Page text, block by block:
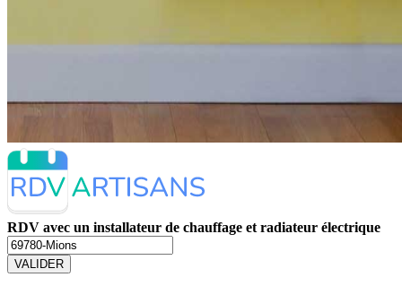
RDV avec un installateur de chauffage et radiateur électrique
VALIDER